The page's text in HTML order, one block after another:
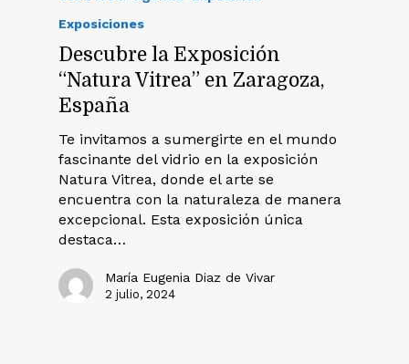
Exposiciones
Descubre la Exposición
“Natura Vitrea” en Zaragoza,
España
Te invitamos a sumergirte en el mundo
fascinante del vidrio en la exposición
Natura Vitrea, donde el arte se
encuentra con la naturaleza de manera
excepcional. Esta exposición única
destaca…
María Eugenia Diaz de Vivar
2 julio, 2024